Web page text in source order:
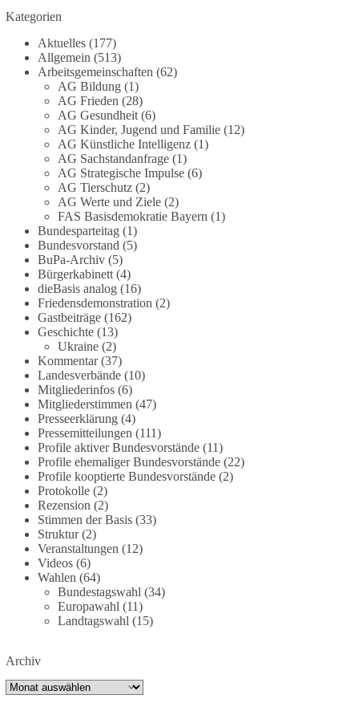
aufgearbeitet.
Auch in Deutschland warten viele Menschen bis
heute auf Antworten:
❓ Wie wurden politische Entscheidungen
getroffen?
❓ Welche Maßnahmen waren notwendig und
welche nicht?
❓Und wer übernimmt die Verantwortung für die
massiven Folgen für Kinder, Familien,
Unternehmen und das Vertrauen in unseren
Rechtsstaat?
🟩🟩🟦🟦🟥🟥🟧🟧
Eine demokratische Gesellschaft lebt nicht davon,
unbequeme Fragen zu vermeiden. Sie lebt davon,
Fragen offen zu stellen und transparent zu
beantworten.
dieBasis fordert deshalb weiterhin eine
unabhängige, vollständige und transparente
Aufarbeitung der Corona-Politik. Ohne
Denkverbote, ohne Vorverurteilungen und ohne
Tabus.
Quellen:https://apnews.com/article/fauci-diaries-
covid-origins-rand-paul-
6b25da9f75a0becbaf2886ab22643e67
https://www.tichyseinblick.de/kolumnen/aus-aller-
welt/usa-tagebuch-fauci-corona-impfung/
#dieBasis #Corona
#Demokratie #Vertrauen
DieBasis
Kategorien
Aktuelles(177)
Allgemein (513)
Arbeitsgemeinschaften (62)
AG Bildung(1)
AG Frieden (28)
AG Gesundheit(6)
AG Kinder, Jugend und Familie(12)
AG Künstliche Intelligenz(1)
AG Sachstandanfrage(1)
AG Strategische Impulse(6)
AG Tierschutz(2)
AG Werte und Ziele(2)
FAS Basisdemokratie Bayern (1)
Bundesparteitag(1)
Bundesvorstand (5)
BuPa-Archiv(5)
Bürgerkabinett(4)
dieBasis analog(16)
Friedensdemonstration (2)
Gastbeiträge(162)
Geschichte(13)
Ukraine(2)
Kommentar(37)
Landesverbände(10)
Mitgliederinfos(6)
Mitgliederstimmen (47)
Presseerklärung(4)
Pressemitteilungen (111)
Profile aktiver Bundesvorstände(11)
Profile ehemaliger Bundesvorstände(22)
Profile kooptierte Bundesvorstände(2)
Protokolle(2)
Rezension (2)
Stimmen der Basis(33)
Struktur(2)
Veranstaltungen (12)
Videos(6)
Wahlen (64)
Bundestagswahl (34)
Europawahl (11)
Landtagswahl (15)
Archiv
Archiv